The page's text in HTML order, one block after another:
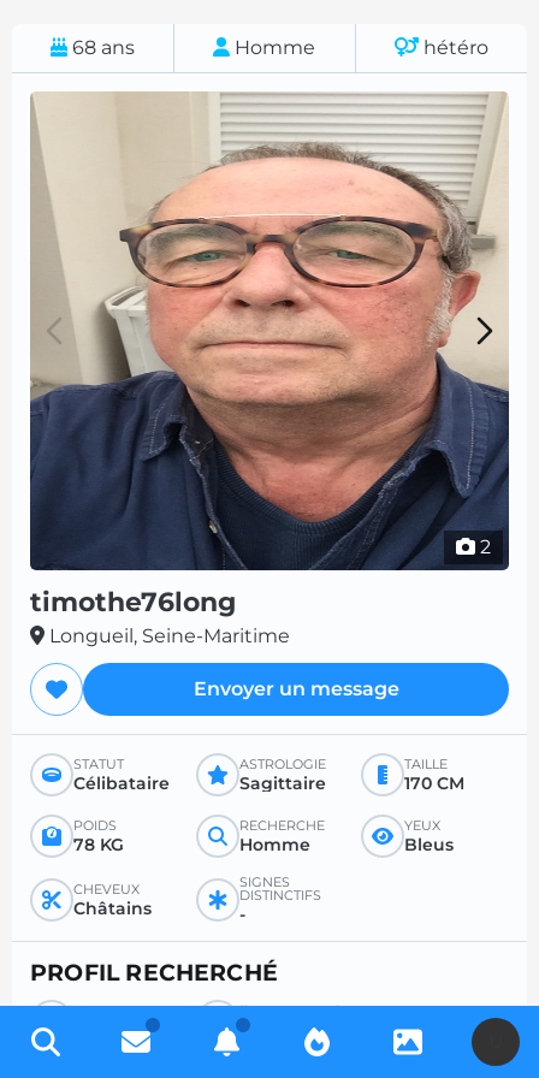
68 ans Homme hétéro
2
timothe76long
Longueil, Seine-Maritime
Envoyer un message
STATUT
Célibataire
ASTROLOGIE
Sagittaire
TAILLE
170 CM
POIDS
78 KG
RECHERCHE
Homme
YEUX
Bleus
CHEVEUX
Châtains
SIGNES
DISTINCTIFS
-
PROFIL RECHERCHÉ
RECHERCHE
Femme
ÂGE SOUHAITÉ
-